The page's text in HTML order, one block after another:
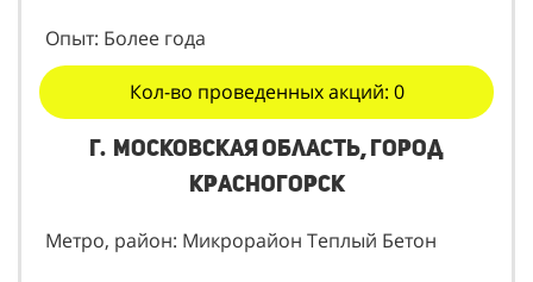
Раскладка по почтовым ящикам
Опыт: Более года
Кол-во проведенных акций: 0
г. Московская область, город
Красногорск